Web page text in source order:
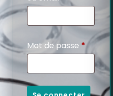
Mot de passe *